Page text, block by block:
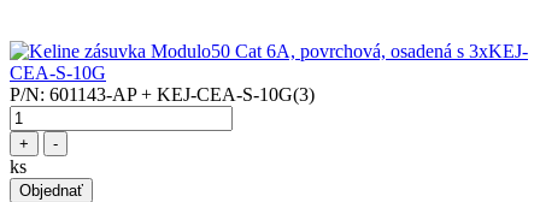
P/N: 601143-AP + KEJ-CEA-S-10G(3)
+ -
ks
Objednať